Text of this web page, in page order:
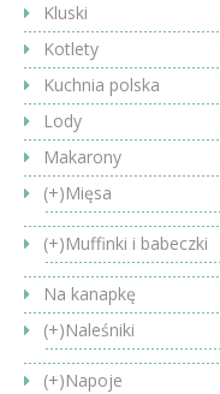
Kluski
Kotlety
Kuchnia polska
Lody
Makarony
(+)Mięsa
(+)Muffinki i babeczki
Na kanapkę
(+)Naleśniki
(+)Napoje